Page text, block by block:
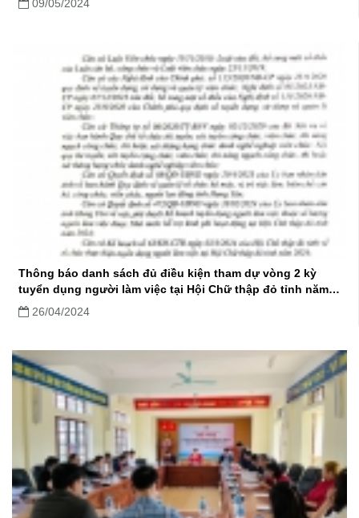
09/05/2024
Thông báo danh sách đủ điều kiện tham dự vòng 2 kỳ
tuyển dụng người làm việc tại Hội Chữ thập đỏ tỉnh năm
202426/04/2024